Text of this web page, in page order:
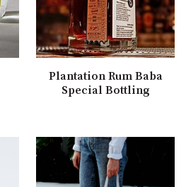
Plantation Rum Baba
Special Bottling